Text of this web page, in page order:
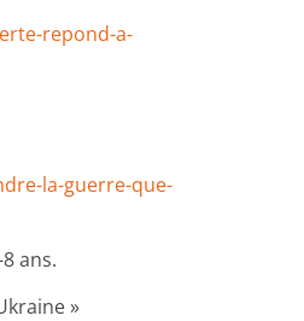
repond-a-
la-guerre-que-
ans.
»